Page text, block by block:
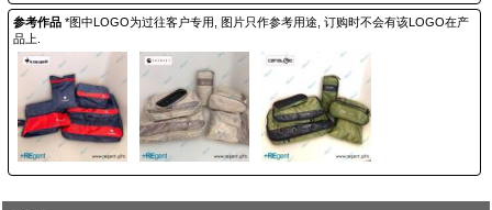
参考作品 *图中LOGO为过往客户专用, 图片只作参考用途, 订购时不会有该LOGO在产
品上.